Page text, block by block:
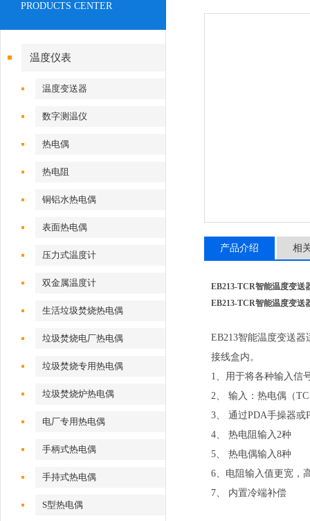
PRODUCTS CENTER
温度仪表
温度变送器
数字测温仪
热电偶
热电阻
铜铝水热电偶
表面热电偶
压力式温度计
双金属温度计
生活垃圾焚烧热电偶
垃圾焚烧电厂热电偶
垃圾焚烧专用热电偶
垃圾焚烧炉热电偶
电厂专用热电偶
手柄式热电偶
手持式热电偶
S型热电偶
产品介绍 相
EB213-TCR智能温度变送
EB213-TCR智能温度变送
EB213智能温度变送
接线盒内。
1、用于将各种输入信
2、 输入：热电偶（
3、 通过PDA手操器或
4、 热电阻输入2种
5、 热电偶输入8种
6、电阻输入值更宽，
7、 内置冷端补偿